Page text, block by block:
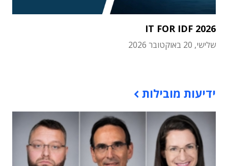
IT FOR IDF 2026
שלישי, 20 באוקטובר 2026
ידיעות מובילות